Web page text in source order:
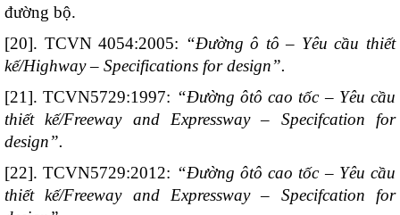
đường bộ.
[20]. TCVN 4054:2005: “Đường ô tô – Yêu cầu thiết
kế/Highway – Specifications for design”.
[21]. TCVN5729:1997: “Đường ôtô cao tốc – Yêu cầu
thiết kế/Freeway and Expressway – Specifcation for
design”.
[22]. TCVN5729:2012: “Đường ôtô cao tốc – Yêu cầu
thiết kế/Freeway and Expressway – Specifcation for